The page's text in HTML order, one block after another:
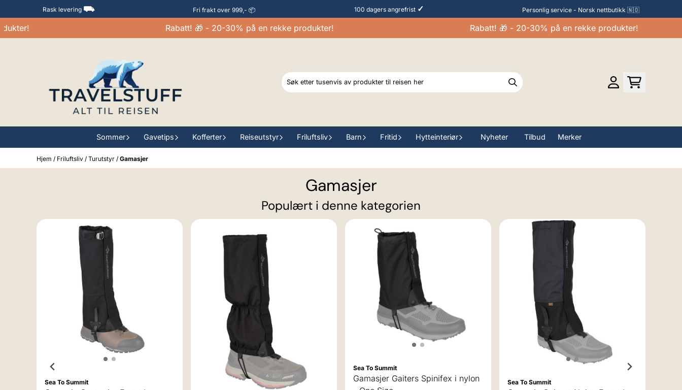
Hopp til innholdRask levering ⛟ Fri frakt over 999,- 📦 100 dagers angrefrist ✓ Personlig service - Norsk nettbutikk 🇳🇴
Rabatt! 🎁 - 20-30% på en rekke produkter! Rabatt! 🎁 - 20-30% på en rekke produkter!
Sommer Gavetips Kofferter Reiseutstyr Friluftsliv Barn Fritid Hytteinteriør Nyheter Tilbud Merker
Hjem / Friluftsliv / Turutstyr / Gamasjer
Gamasjer
Populært i denne kategorien
Sea To Summit
Sea To Summit
Gamasjer Gaiters Spinifex i nylon
Sea To Summit